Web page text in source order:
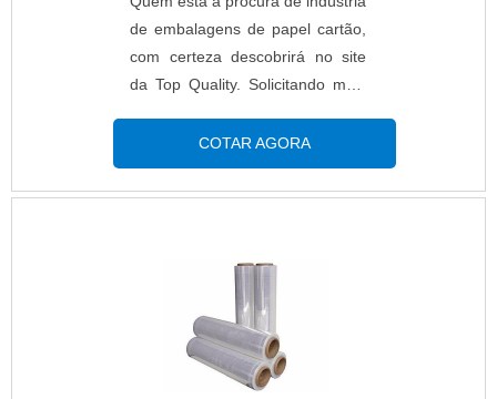
de embalagens de papel cartão,
com certeza descobrirá no site
da Top Quality. Solicitando mais
do segmento, é possível
encontrar sofisticação, qualidade
e preço justo em um só
DE PAPEL CARTÃOQuem está à
procura de indústria de
embalagens de papel cartão
comprometida com seus
serviços, depara com a Top
COTAR AGORA